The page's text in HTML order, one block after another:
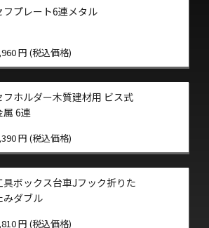
フプレート6連メタル
円 (税込価格)
フホルダー木質建材用 ビス式
属 6連
円 (税込価格)
具ボックス台車Jフック折りた
みダブル
円 (税込価格)